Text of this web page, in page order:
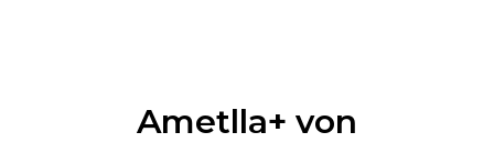
Ametlla+ von